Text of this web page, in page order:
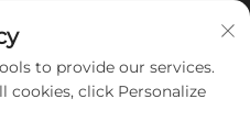
to provide our services.
cookies, click Personalize